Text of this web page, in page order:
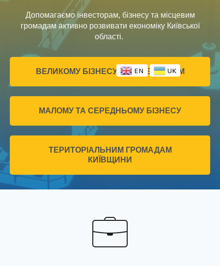
Допомагаємо інвесторам, бізнесу та місцевим
громадам активно розвивати економіку Київської
області.
ВЕЛИКОМУ БІЗНЕСУ ТА ІНВЕСТОРАМ
МАЛОМУ ТА СЕРЕДНЬОМУ БІЗНЕСУ
ТЕРИТОРІАЛЬНИМ ГРОМАДАМ
КИЇВЩИНИ
EN UK